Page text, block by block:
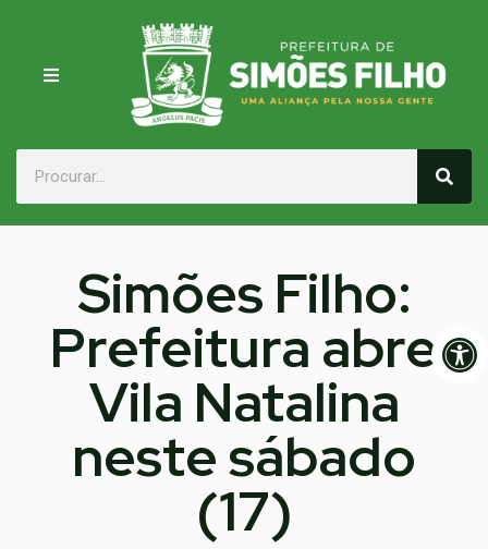
Simões Filho:
Prefeitura abre
Vila Natalina
neste sábado
(17)